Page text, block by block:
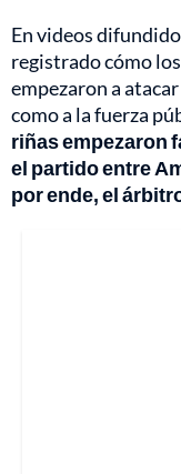
En videos
registrado cómo
empezaron a
como a la fuerza
riñas empezaron
el partido entre
por ende, el